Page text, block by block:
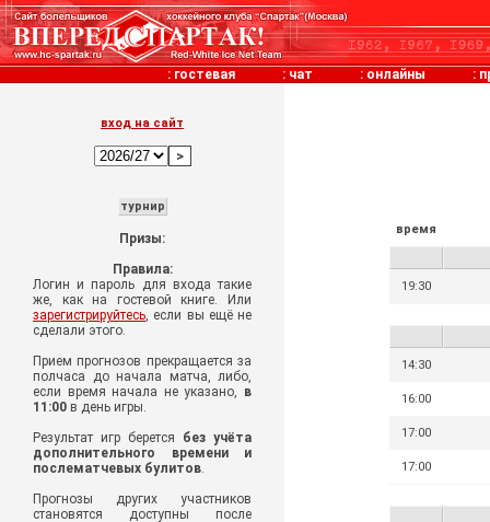
: гостевая : чат : онлайны :
вход на сайт
турнир
Призы:
Правила:
Логин и пароль для входа такие
же, как на гостевой книге. Или
зарегистрируйтесь, если вы ещё не
сделали этого.
Прием прогнозов прекращается за
полчаса до начала матча, либо,
если время начала не указано, в
11:00 в день игры.
Результат игр берется без учёта
дополнительного времени и
послематчевых булитов.
Прогнозы других участников
становятся доступны после
время
19:30
14:30
16:00
17:00
17:00